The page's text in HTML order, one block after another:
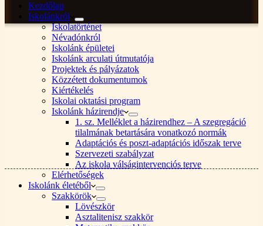
Kezdőlap
Iskolánkról
Iskolatörténet
Névadónkról
Iskolánk épületei
Iskolánk arculati útmutatója
Projektek és pályázatok
Közzétett dokumentumok
Kiértékelés
Iskolai oktatási program
Iskolánk házirendje
1. sz. Melléklet a házirendhez – A szegregáció
tilalmának betartására vonatkozó normák
Adaptációs és poszt-adaptációs időszak terve
Szervezeti szabályzat
Az iskola válságintervenciós terve
Elérhetőségek
Iskolánk életéből
Szakkörök
Lövészkör
Asztalitenisz szakkör